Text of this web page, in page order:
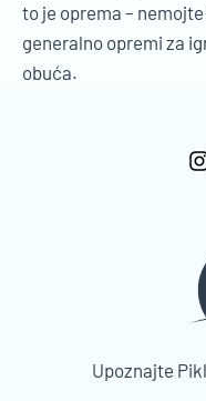
to je oprema –
generalno opremi za
obuća.
Upoznajte